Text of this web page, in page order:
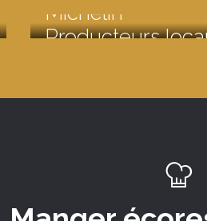
Michelin
Producteurs